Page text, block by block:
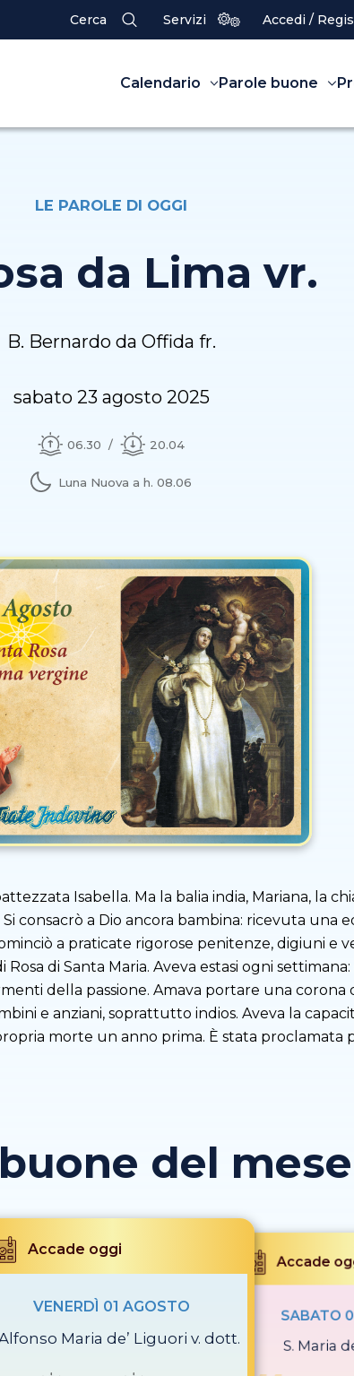
Cerca Servizi Accedi /
Calendario Parole buone
LE PAROLE DI OGGI
da Lima vr.
B. Bernardo da Offida fr.
sabato 23 agosto 2025
06.30 20.04
Luna Nuova a h. 08.06
Isabella. Ma la balia india, Mariana, la
consacrò a Dio ancora bambina: ricevuta una
a praticate rigorose penitenze, digiuni e
di Santa Maria. Aveva estasi ogni
della passione. Amava portare una corona
e anziani, soprattutto indios. Aveva la
morte un anno prima. È stata proclamata
del
Accade oggi
VENERDÌ 01 AGOSTO
Maria de’ Liguori v. dott.
Accade
SABATO
S. Maria